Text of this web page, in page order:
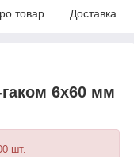
товар Доставка
6х60 мм
шт.